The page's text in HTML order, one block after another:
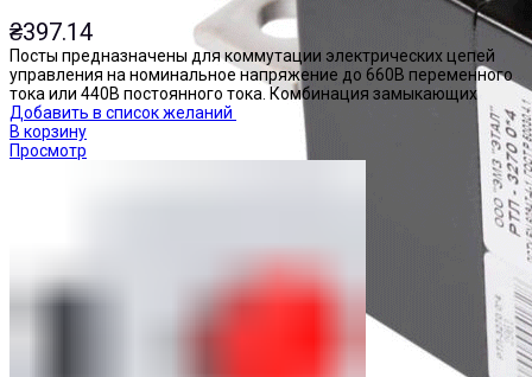
₴397.14
Посты предназначены для коммутации электрических цепей
управления на номинальное напряжение до 660В переменного
тока или 440В постоянного тока. Комбинация замыкающих
Добавить в список желаний
В корзину
Просмотр